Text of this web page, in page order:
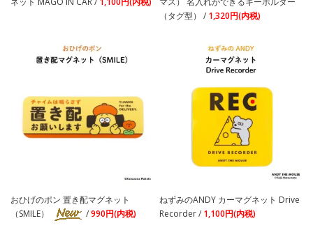
（タグ型） / 1,320円(内税)
おひげのポン 置き配マグネット
（SMILE）
/990円(内税)
ねずみのANDY カーマグネット Drive
Recorder / 1,100円(内税)